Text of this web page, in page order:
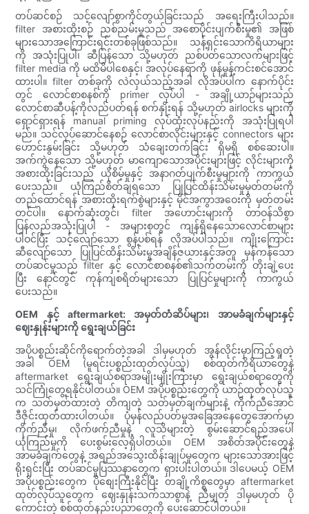
တပ်ဆင်စဉ် သင့်လျော်စွာကိုင်တွယ်ခြင်းသည် အရေးကြီးပါသည်။
filter အစားထိုးစဉ် ညစ်ညမ်းမှုသည် အစောပိုင်းပျက်စီးမှု၏ အဖြစ်
များသောအကြောင်းရင်းတစ်ခုဖြစ်သည်။ သန့်ရှင်းသောကိရိယာများ
ကို အသုံးပြုပါ၊ ဆီပြန်သော သို့မဟုတ် ညစ်ပတ်သောလက်များဖြင့်
filter media ကို မထိမိပါစေနှင့်၊ အလုပ်နေရာကို ဖုန်မှုန့်ကင်းစင်အောင်
ထားပါ။ filter တစ်ခုကို လဲလှယ်သည့်အခါ လိုအပ်ပါက နောက်ပိုင်း
တွင် လောင်စာစနစ်ကို primer လုပ်ပါ - အချို့ယာဉ်များသည်
လောင်စာဆီပန့်ကိုလည်ပတ်ရန် စက်နှိုးရန် သို့မဟုတ် airlocks များကို
ရှောင်ရှားရန် manual priming လုပ်ထုံးလုပ်နည်းကို အသုံးပြုရပါ
မည်။ သင်လုပ်ဆောင်နေစဉ် လောင်စာလိုင်းများနှင့် connectors များ
ဟောင်းနွမ်းခြင်း သို့မဟုတ် သံချေးတက်ခြင်း ရှိမရှိ စစ်ဆေးပါ။
အက်ကွဲနေသော သို့မဟုတ် မာကျောသောအပိုင်းများဖြင့် လိုင်းများကို
အစားထိုးခြင်းသည် ယိုစိမ့်မှုနှင့် အနာဂတ်ပျက်စီးမှုများကို ကာကွယ်
ပေးသည်။ ယုံကြည်စိတ်ချရသော ပြုပြင်ထိန်းသိမ်းမှုမှတ်တမ်းကို
တည်ထောင်ရန် အစားထိုးရက်စွဲများနှင့် မိုင်အကွာအဝေးကို မှတ်တမ်း
တင်ပါ။ နောက်ဆုံးတွင်၊ filter အဟောင်းများကို တာဝန်သိစွာ
ပြန်လည်အသုံးပြုပါ - အများစုတွင် ကျန်ရှိနေသောလောင်စာများ
ပါဝင်ပြီး သင့်လျော်သော စွန့်ပစ်ရန် လိုအပ်ပါသည်။ ကျိုးကြောင်း
ဆီလျော်သော ပြုပြင်ထိန်းသိမ်းမှုအချိန်ဇယားနှင့်အတူ မှန်ကန်သော
တပ်ဆင်မှုသည် filter နှင့် လောင်စာစနစ်၏သက်တမ်းကို တိုးချဲ့ပေး
ပြီး နောင်တွင် ကုန်ကျစရိတ်များသော ပြုပြင်မှုများကို ကာကွယ်
ပေးသည်။
OEM နှင့် aftermarket: အမှတ်တံဆိပ်များ၊ အာမခံချက်များနှင့်
ဈေးနှုန်းများကို ရွေးချယ်ခြင်း
အပိုပစ္စည်းဆိုင်ကိုရောက်တဲ့အခါ ဒါမှမဟုတ် အွန်လိုင်းမှာကြည့်ရှုတဲ့
အခါ OEM (မူရင်းပစ္စည်းထုတ်လုပ်သူ) စစ်ထုတ်ကိရိယာတွေနဲ့
aftermarket ရွေးချယ်စရာအမျိုးမျိုးကြားမှာ ရွေးချယ်စရာတွေကို
သင်ကြုံတွေ့ရနိုင်ပါတယ်။ OEM အပိုပစ္စည်းတွေကို ယာဉ်ထုတ်လုပ်သူ
က သတ်မှတ်ထားတဲ့ တိကျတဲ့ သတ်မှတ်ချက်များနဲ့ ကိုက်ညီအောင်
ဒီဇိုင်းထုတ်ထားပါတယ်။ ပုံမှန်လည်ပတ်မှုအခြေအနေတွေအောက်မှာ
ကိုက်ညီမှု၊ လိုက်ဖက်ညီမှုနဲ့ လူသိများတဲ့ စွမ်းဆောင်ရည်အပေါ်
ယုံကြည်မှုကို ပေးစွမ်းလေ့ရှိပါတယ်။ OEM အစိတ်အပိုင်းတွေနဲ့
အာမခံချက်တွေနဲ့ အရည်အသွေးထိန်းချုပ်မှုတွေက များသောအားဖြင့်
ရိုးရှင်းပြီး တပ်ဆင်မှုပြဿနာတွေက ရှားပါးပါတယ်။ ဒါပေမယ့် OEM
အပိုပစ္စည်းတွေက ပိုစျေးကြီးနိုင်ပြီး တချို့ကိစ္စတွေမှာ aftermarket
ထုတ်လုပ်သူတွေက ဈေးနှုန်းသက်သာစွာနဲ့ ညီမျှတဲ့ ဒါမှမဟုတ် ပို
ကောင်းတဲ့ စစ်ထုတ်နည်းပညာတွေကို ပေးဆောင်ပါတယ်။